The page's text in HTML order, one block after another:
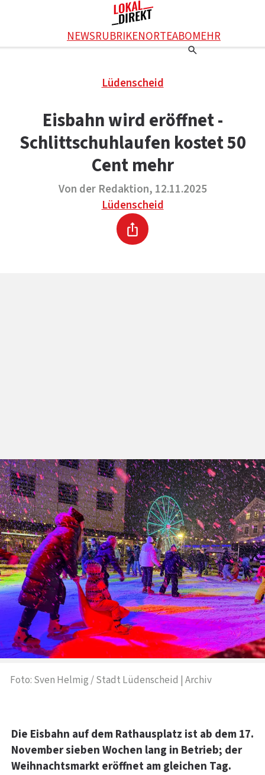
NEWSRUBRIKENORTEABOMEHR
Werbung schalten
Kontakt
Das Team
KONTAKT
DAS TEAM
ÜBER UNS
Lüdenscheid
Eisbahn wird eröffnet -
Schlittschuhlaufen kostet 50
Cent mehr
Von der Redaktion, 12.11.2025
Lüdenscheid
Drucken
Foto: Sven Helmig / Stadt Lüdenscheid | Archiv
Die Eisbahn auf dem Rathausplatz ist ab dem 17.
November sieben Wochen lang in Betrieb; der
Weihnachtsmarkt eröffnet am gleichen Tag.